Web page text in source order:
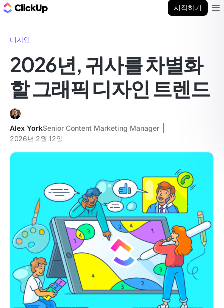
시작하기
디자인
2026년, 귀사를 차별화
할 그래픽 디자인 트렌드
Alex YorkSenior Content Marketing Manager
2026년 2월 12일